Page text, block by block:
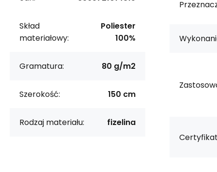
Skład
materiałowy:
Poliester
100%
Gramatura: 80 g/m2
Szerokość: 150 cm
Rodzaj materiału: fizelina